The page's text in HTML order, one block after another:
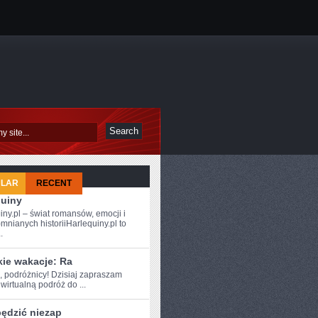
RECENT
– świat romansów, emocji i
historiiHarlequiny.pl to
wakacje: Ra
podróżnicy! Dzisiaj ⁢zapraszam
‌podróż do ...
niezap